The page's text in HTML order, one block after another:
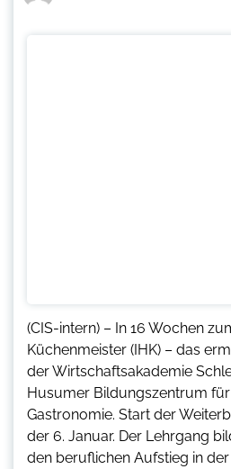
(CIS-intern) – In 16 Wochen
Küchenmeister (IHK) – das
der Wirtschaftsakademie
Husumer Bildungszentrum
Gastronomie. Start der
der 6. Januar. Der Lehrgang
den beruflichen Aufstieg in